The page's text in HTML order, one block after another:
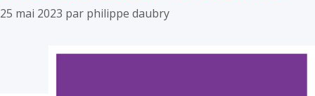
25 mai 2023 par philippe daubry